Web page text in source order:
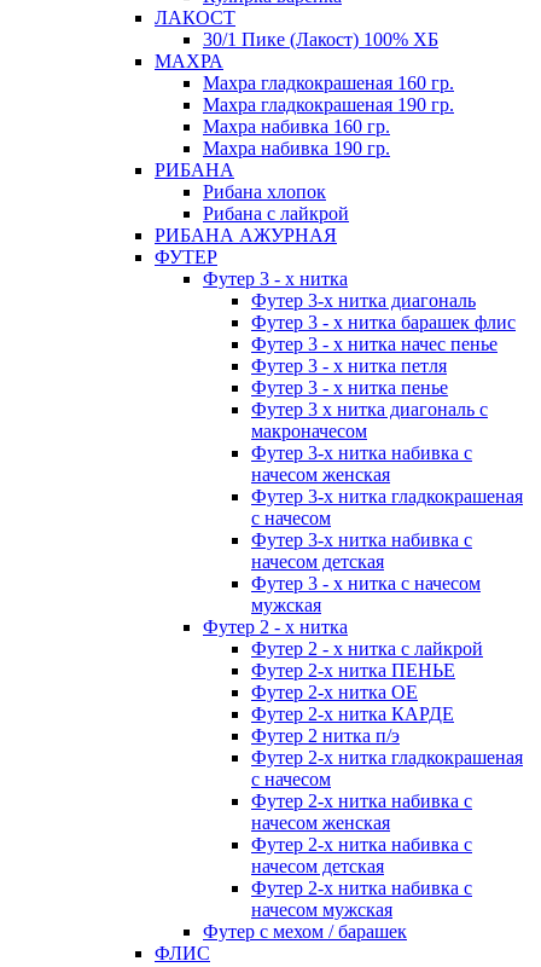
ЛАКОСТ
30/1 Пике (Лакост) 100% ХБ
МАХРА
Махра гладкокрашеная 160 гр.
Махра гладкокрашеная 190 гр.
Махра набивка 160 гр.
Махра набивка 190 гр.
РИБАНА
Рибана хлопок
Рибана с лайкрой
РИБАНА АЖУРНАЯ
ФУТЕР
Футер 3 - х нитка
Футер 3-х нитка диагональ
Футер 3 - х нитка барашек флис
Футер 3 - х нитка начес пенье
Футер 3 - х нитка петля
Футер 3 - х нитка пенье
Футер 3 х нитка диагональ с
макроначесом
Футер 3-х нитка набивка с
начесом женская
Футер 3-х нитка гладкокрашеная
с начесом
Футер 3-х нитка набивка с
начесом детская
Футер 3 - х нитка с начесом
мужская
Футер 2 - х нитка
Футер 2 - х нитка с лайкрой
Футер 2-х нитка ПЕНЬЕ
Футер 2-х нитка ОЕ
Футер 2-х нитка КАРДЕ
Футер 2 нитка п/э
Футер 2-х нитка гладкокрашеная
с начесом
Футер 2-х нитка набивка с
начесом женская
Футер 2-х нитка набивка с
начесом детская
Футер 2-х нитка набивка с
начесом мужская
Футер с мехом / барашек
ФЛИС